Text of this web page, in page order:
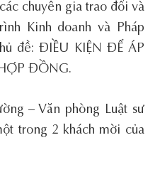
chuyên gia trao đổi và
Kinh doanh và Pháp
đề: ĐIỀU KIỆN ĐỂ ÁP
ĐỒNG.
– Văn phòng Luật sư
trong 2 khách mời của